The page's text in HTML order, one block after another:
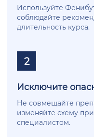
Используйте
соблюдайте
длительность курса.
2
Исключите
Не совмещайте
изменяйте схему
специалистом.